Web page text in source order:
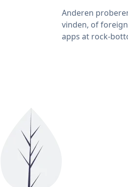
Anderen
vinden, of
apps at rock-